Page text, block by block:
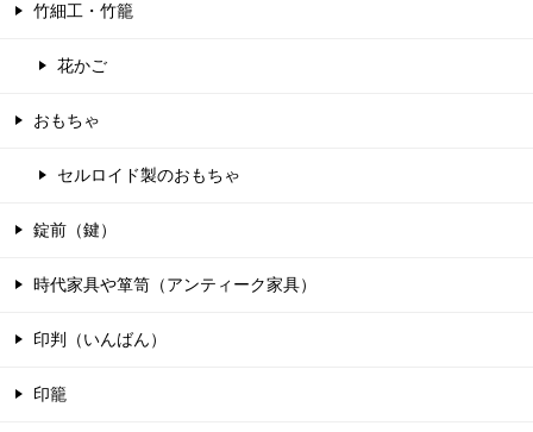
竹細工・竹籠
花かご
おもちゃ
セルロイド製のおもちゃ
錠前（鍵）
時代家具や箪笥（アンティーク家具）
印判（いんばん）
印籠